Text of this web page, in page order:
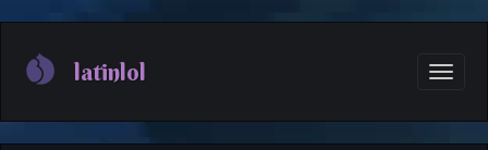
contenido
latinlol
Toggle